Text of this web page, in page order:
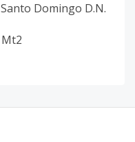
Santo Domingo D.N.
Mt2